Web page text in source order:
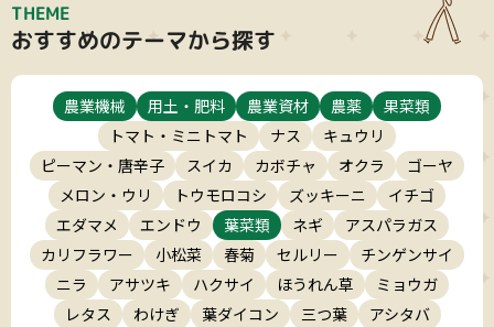
THEME
おすすめのテーマから探す
農業機械 用土・肥料 農業資材 農薬
果菜類
トマト・ミニトマト
ナス
キュウリ
ピーマン・唐辛子
スイカ カボチャ オクラ
ゴーヤ
メロン・ウリ
トウモロコシ ズッキーニ
イチゴ
エダマメ
エンドウ 葉菜類 ネギ
アスパラガス
カリフラワー
小松菜 春菊 セルリー
チンゲンサイ
ニラ
アサツキ ハクサイ ほうれん草
ミョウガ
レタス
わけぎ 葉ダイコン 三つ葉
アシタバ